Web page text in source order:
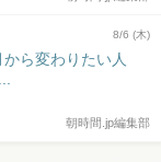
8/6 (木)
から変わりたい人
朝時間.jp編集部